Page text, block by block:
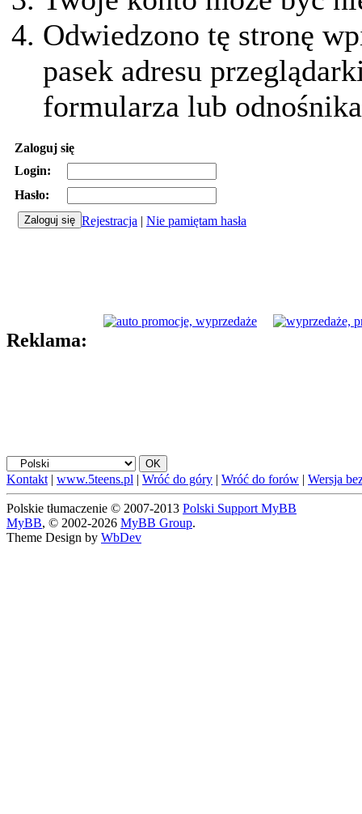
Odwiedzono tę stronę
pasek adresu
formularza lub
Zaloguj się
Login:
Hasło:
Rejestracja | Nie pamiętam hasła
Reklama:
Kontakt | www.5teens.pl | Wróć do góry | Wróć do forów | Wersja
Polskie tłumaczenie © 2007-2013 Polski Support MyBB
MyBB, © 2002-2026 MyBB Group.
Theme Design by WbDev